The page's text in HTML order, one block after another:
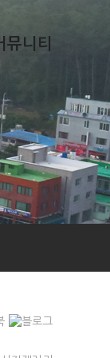
뮤니티